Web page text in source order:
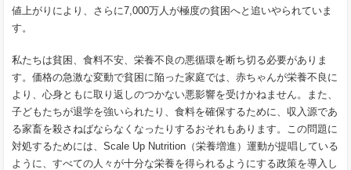
値上がりにより、さらに7,000万人が極度の貧困へと追いやられていま
す。
私たちは貧困、食料不安、栄養不良の悪循環を断ち切る必要がありま
す。価格の急激な変動で貧困に陥った家庭では、赤ちゃんが栄養不良に
より、心身ともに取り返しのつかない悪影響を受けかねません。また、
子どもたちが退学を強いられたり、食料を確保するために、収入源であ
る家畜を殺さねばならなくなったりするおそれもあります。この問題に
対処するためには、Scale Up Nutrition（栄養増進）運動が提唱している
ように、すべての人々が十分な栄養を得られるようにする政策を導入し